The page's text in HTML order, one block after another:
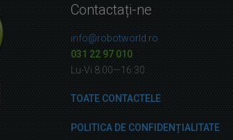
Contactați-ne
info@robotworld.ro
031 22 97 010
Lu-Vi 8:00—16:30
TOATE CONTACTELE
POLITICA DE CONFIDENȚIALITATE